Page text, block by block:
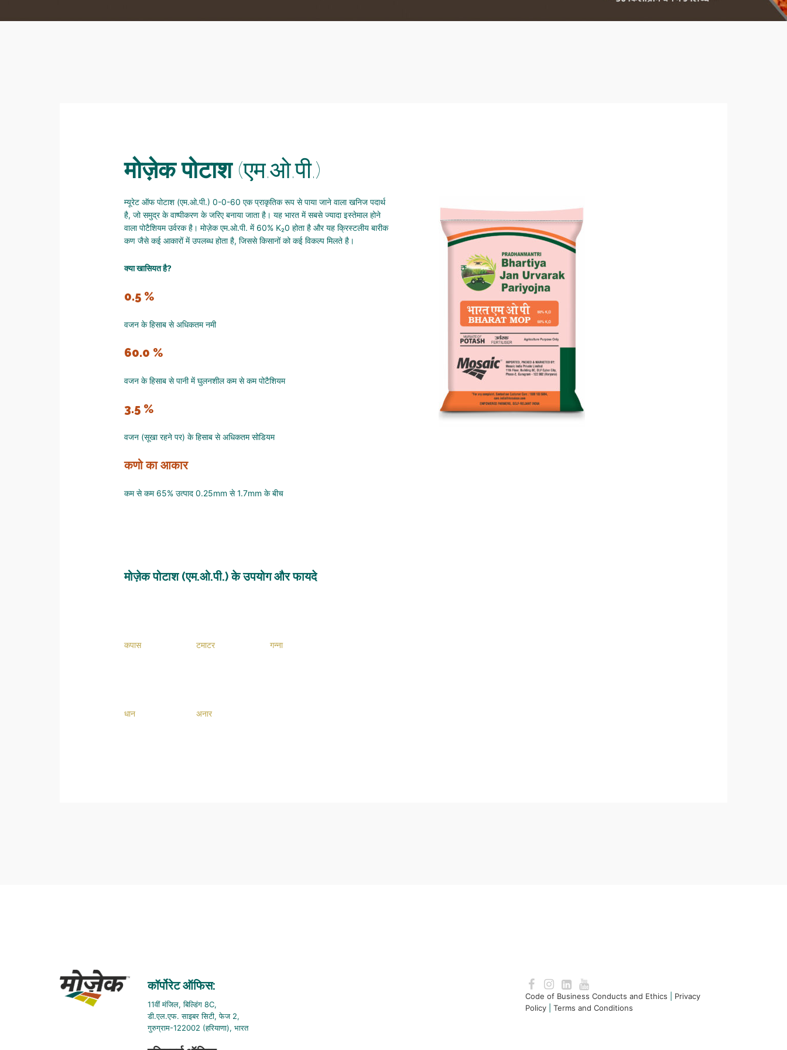
मोज़ेक पोटाश (एम.ओ.पी.)
म्यूरेट ऑफ पोटाश (एम.ओ.पी.) 0-0-60 एक प्राकृतिक रूप से पाया जाने वाला खनिज पदार्थ
है, जो समुद्र के वाष्पीकरण के जरिए बनाया जाता है। यह भारत में सबसे ज्यादा इस्तेमाल होने
वाला पोटैशियम उर्वरक है। मोज़ेक एम.ओ.पी. में 60% K₂0 होता है और यह क्रिस्टलीय बारीक
कण जैसे कई आकारों में उपलब्ध होता है, जिससे किसानों को कई विकल्प मिलते है।
क्या खासियत है?
0.5 %
वजन के हिसाब से अधिकतम नमी
60.0 %
वजन के हिसाब से पानी में घुलनशील कम से कम पोटैशियम
3.5 %
वजन (सूखा रहने पर) के हिसाब से अधिकतम सोडियम
कणो का आकार
कम से कम 65% उत्पाद 0.25mm से 1.7mm के बीच
मोज़ेक पोटाश (एम.ओ.पी.) के उपयोग और फायदे
कपास टमाटर गन्ना
धान अनार
कॉर्पोरेट ऑफिस:
11वीं मंजिल, बिल्डिंग 8C,
डी.एल.एफ. साइबर सिटी, फेज 2,
गुरुग्राम-122002 (हरियाणा), भारत
Code of Business Conducts and Ethics
Privacy
Policy
Terms and Conditions